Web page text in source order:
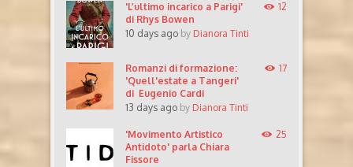
'L’ultimo incarico a Parigi'
di Rhys Bowen
10 days ago by Dianora Tinti
12
Romanzi di formazione:
'Quell'estate a Tangeri'
di Eugenio Cardi
13 days ago by Dianora Tinti
17
'Movimento Artistico
Antidoto' parla Chiara
Fissore
25